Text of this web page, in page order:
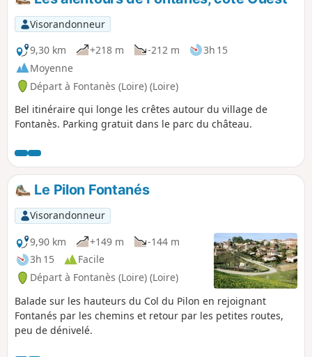
Visorandonneur
9,30 km
+218 m -212 m
3h 15
Moyenne
Départ à Fontanès (Loire) (Loire)
Bel itinéraire qui longe les crêtes autour du village de
Fontanès. Parking gratuit dans le parc du château.
Le Pilon Fontanés
Visorandonneur
9,90 km
+149 m
-144 m
3h 15
Facile
Départ à Fontanès (Loire) (Loire)
Balade sur les hauteurs du Col du Pilon en rejoignant
Fontanés par les chemins et retour par les petites routes,
peu de dénivelé.